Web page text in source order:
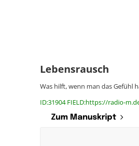
Lebensrausch
Was hilft, wenn man das Gefühl
ID:31904 FIELD:https://radio-
Zum Manuskript